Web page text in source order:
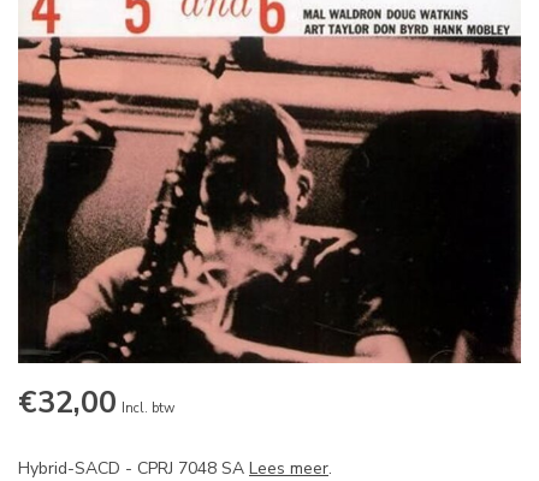
€32,00 Incl. btw
Hybrid-SACD - CPRJ 7048 SA Lees meer.